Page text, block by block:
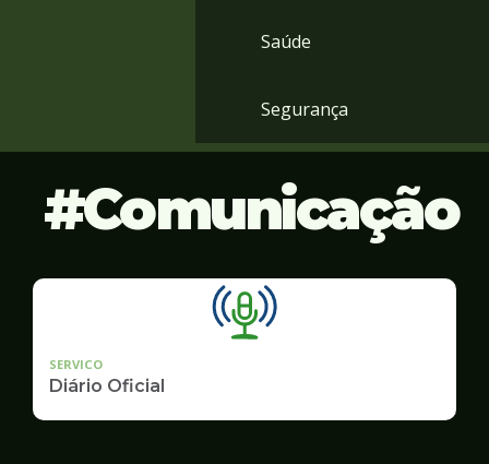
Saúde
Segurança
Comunicação
SERVICO
Diário Oficial